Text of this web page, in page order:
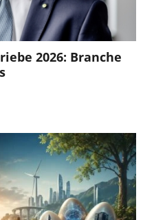
2026: Branche